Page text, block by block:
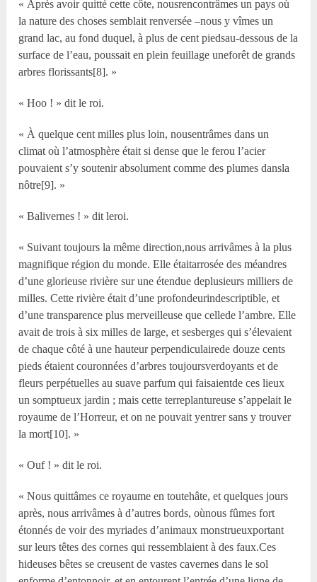
« Après avoir quitté cette côte, nousrencontrâmes un pays où
la nature des choses semblait renversée –nous y vîmes un
grand lac, au fond duquel, à plus de cent piedsau-dessous de la
surface de l’eau, poussait en plein feuillage uneforêt de grands
arbres florissants[8]. »
« Hoo ! » dit le roi.
« À quelque cent milles plus loin, nousentrâmes dans un
climat où l’atmosphère était si dense que le ferou l’acier
pouvaient s’y soutenir absolument comme des plumes dansla
nôtre[9]. »
« Balivernes ! » dit leroi.
« Suivant toujours la même direction,nous arrivâmes à la plus
magnifique région du monde. Elle étaitarrosée des méandres
d’une glorieuse rivière sur une étendue deplusieurs milliers de
milles. Cette rivière était d’une profondeurindescriptible, et
d’une transparence plus merveilleuse que cellede l’ambre. Elle
avait de trois à six milles de large, et sesberges qui s’élevaient
de chaque côté à une hauteur perpendiculairede douze cents
pieds étaient couronnées d’arbres toujoursverdoyants et de
fleurs perpétuelles au suave parfum qui faisaientde ces lieux
un somptueux jardin ; mais cette terreplantureuse s’appelait le
royaume de l’Horreur, et on ne pouvait yentrer sans y trouver
la mort[10]. »
« Ouf ! » dit le roi.
« Nous quittâmes ce royaume en toutehâte, et quelques jours
après, nous arrivâmes à d’autres bords, oùnous fûmes fort
étonnés de voir des myriades d’animaux monstrueuxportant
sur leurs têtes des cornes qui ressemblaient à des faux.Ces
hideuses bêtes se creusent de vastes cavernes dans le sol